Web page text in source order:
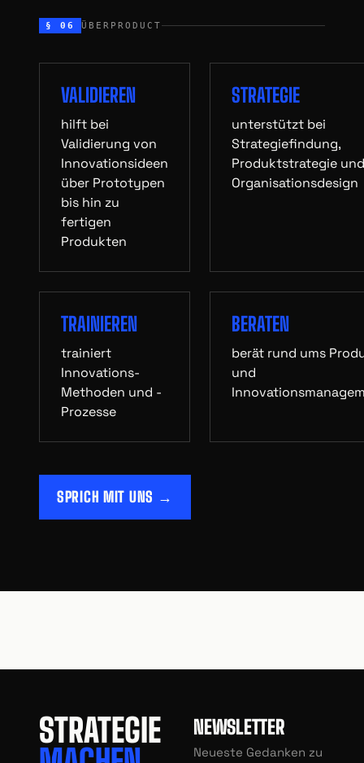
§ 06 ÜBERPRODUCT
VALIDIEREN
hilft bei
Validierung von
Innovationsideen
über Prototypen
bis hin zu
fertigen
Produkten
STRATEGIE
unterstützt bei
Strategiefindung,
Produktstrategie und
Organisationsdesign
TRAINIEREN
trainiert
Innovations-
Methoden und -
Prozesse
BERATEN
berät rund ums
und
SPRICH MIT UNS →
STRATEGIE NEWSLETTER
Neueste Gedanken zu